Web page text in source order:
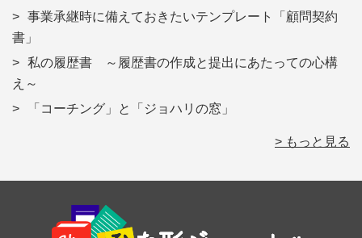
事業承継時に備えておきたいテンプレート「顧問契約
書」
私の履歴書 ～履歴書の作成と提出にあたっての心構
え～
「コーチング」と「ジョハリの窓」
> もっと見る
Footer